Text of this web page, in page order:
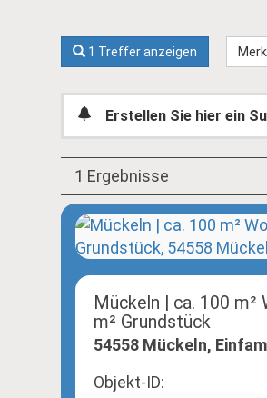
1 Treffer anzeigen
Erstellen Sie hier ein
1 Ergebnisse
Mückeln | ca. 100 m²
m² Grundstück
54558 Mückeln,
Objekt-ID: